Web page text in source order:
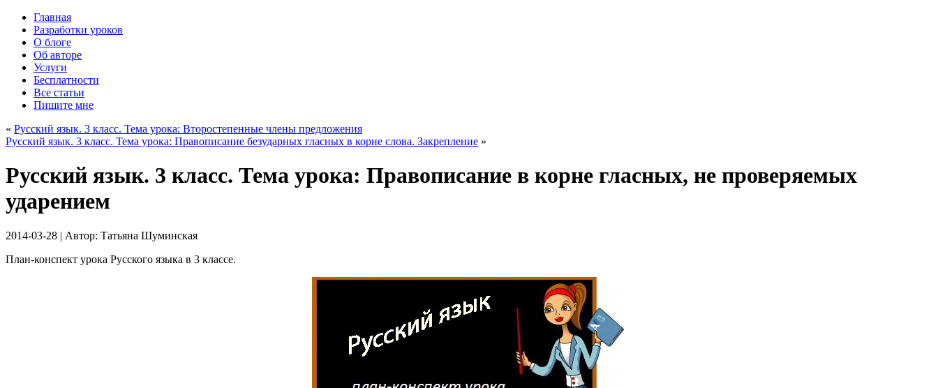
Главная
Разработки уроков
О блоге
Об авторе
Услуги
Бесплатности
Все статьи
Пишите мне
« Русский язык. 3 класс. Тема урока: Второстепенные члены предложения
Русский язык. 3 класс. Тема урока: Правописание безударных гласных в корне слова. Закрепление »
Русский язык. 3 класс. Тема урока: Правописание в корне гласных, не проверяемых
ударением
2014-03-28 | Автор: Татьяна Шуминская
План-конспект урока Русского языка в 3 классе.